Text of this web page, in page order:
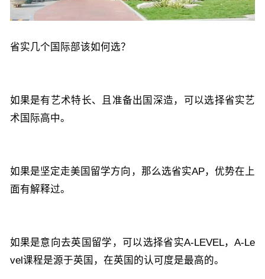
省实几个国际部该如何选？
如果是有艺术特长、且准备出国深造，可以选择省实艺
术国际高中。
如果是坚定走美国留学方向，那么选省实AP，优势在上
面有解释过。
如果是意向去英国留学，可以选择省实A-LEVEL，A-Le
vel课程是源于英国，在英国的认可度是最高的。